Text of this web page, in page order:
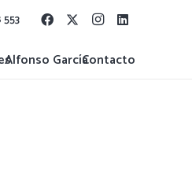
553
Alfonso GarcíaContacto